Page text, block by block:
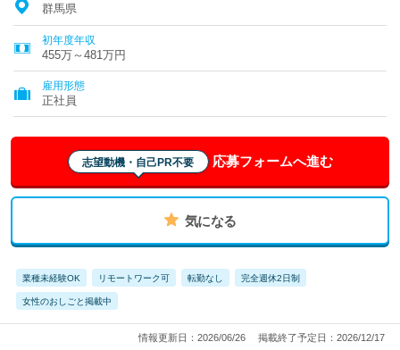
群馬県
初年度年収
455万～481万円
雇用形態
正社員
志望動機・自己PR不要 応募フォームへ進む
気になる
業種未経験OK リモートワーク可 転勤なし 完全週休2日制
女性のおしごと掲載中
情報更新日：2026/06/26 掲載終了予定日：2026/12/17